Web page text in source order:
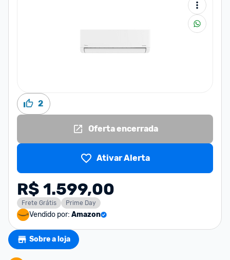
2
Oferta encerrada
Ativar Alerta
R$ 1.599,00
Frete Grátis Prime Day
Vendido por: Amazon
Sobre a loja